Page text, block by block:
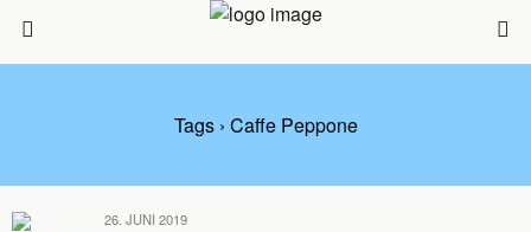
Tags › Caffe Peppone
26. JUNI 2019